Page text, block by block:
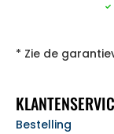
* Zie de
Bestelling